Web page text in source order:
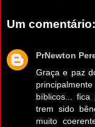
Um comentário:
PrNewton
Graça e paz
bíblicos... fica
trem sido
muito